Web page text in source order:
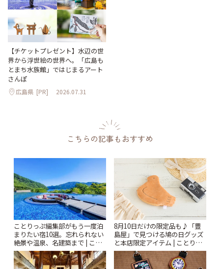
【チケットプレゼント】水辺の世
界から浮世絵の世界へ。「広島も
とまち水族館」ではじまるアート
さんぽ
広島県 [PR] 2026.07.31
こちらの記事もおすすめ
ことりっぷ編集部がもう一度泊
まりたい宿10選。忘れられない
絶景や温泉、名建築まで | こと
りっぷ
8月10日だけの限定品も♪「豊
島屋」で見つける鳩の日グッズ
と本店限定アイテム | ことりっ
ぷ